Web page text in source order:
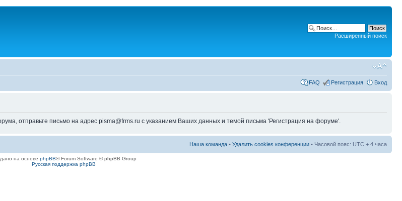
Расширенный поиск
FAQ Регистрация Вход
отправьте письмо на адрес pisma@frms.ru с указанием Ваших данных и темой письма 'Регистрация на форуме'.
Наша команда • Удалить cookies конференции • Часовой пояс: UTC + 4 часа
на основе phpBB® Forum Software © phpBB Group
Русская поддержка phpBB